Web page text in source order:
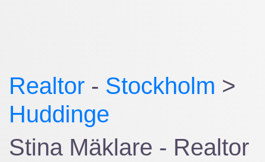
Realtor - Stockholm >
Huddinge
Stina Mäklare - Realtor